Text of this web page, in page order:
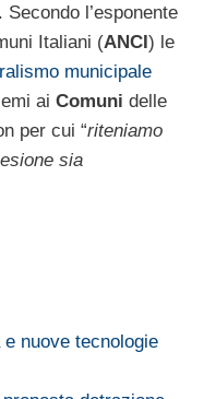
l’esponente
Italiani (ANCI) le
municipale
ai Comuni delle
per cui “riteniamo
sia
nuove tecnologie